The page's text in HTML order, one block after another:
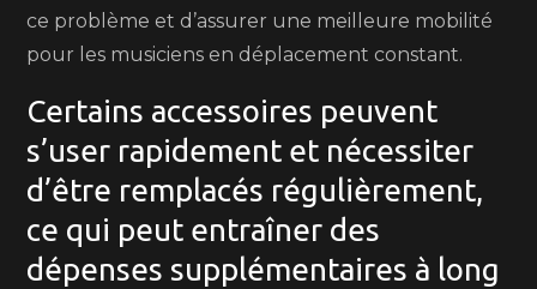
ce problème et d’assurer une meilleure mobilité
pour les musiciens en déplacement constant.
Certains accessoires peuvent
s’user rapidement et nécessiter
d’être remplacés régulièrement,
ce qui peut entraîner des
dépenses supplémentaires à long